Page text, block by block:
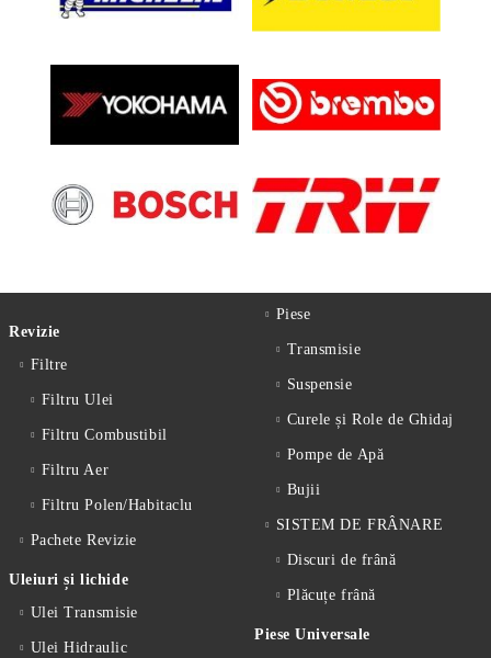
Revizie
Filtre
Filtru Ulei
Filtru Combustibil
Filtru Aer
Filtru Polen/Habitaclu
Pachete Revizie
Uleiuri și lichide
Ulei Transmisie
Ulei Hidraulic
Piese
Transmisie
Suspensie
Curele și Role de Ghidaj
Pompe de Apă
Bujii
SISTEM DE FRÂNARE
Discuri de frână
Plăcuțe frână
Piese Universale